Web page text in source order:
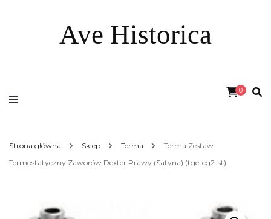
Ave Historica
0
Strona główna Sklep Terma
Terma Zestaw
Termostatyczny Zaworów Dexter Prawy (Satyna) (tgetcg2-st)